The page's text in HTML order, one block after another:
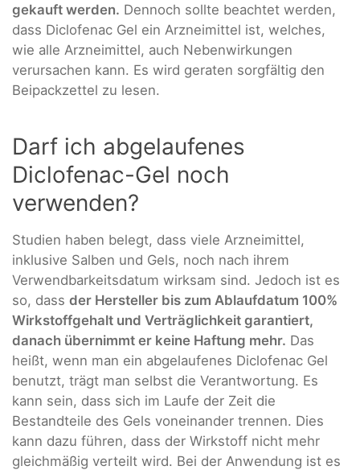
gekauft werden. Dennoch sollte beachtet werden,
dass Diclofenac Gel ein Arzneimittel ist, welches,
wie alle Arzneimittel, auch Nebenwirkungen
verursachen kann. Es wird geraten sorgfältig den
Beipackzettel zu lesen.
Darf ich abgelaufenes
Diclofenac-Gel noch
verwenden?
Studien haben belegt, dass viele Arzneimittel,
inklusive Salben und Gels, noch nach ihrem
Verwendbarkeitsdatum wirksam sind. Jedoch ist es
so, dass der Hersteller bis zum Ablaufdatum 100%
Wirkstoffgehalt und Verträglichkeit garantiert,
danach übernimmt er keine Haftung mehr. Das
heißt, wenn man ein abgelaufenes Diclofenac Gel
benutzt, trägt man selbst die Verantwortung. Es
kann sein, dass sich im Laufe der Zeit die
Bestandteile des Gels voneinander trennen. Dies
kann dazu führen, dass der Wirkstoff nicht mehr
gleichmäßig verteilt wird. Bei der Anwendung ist es